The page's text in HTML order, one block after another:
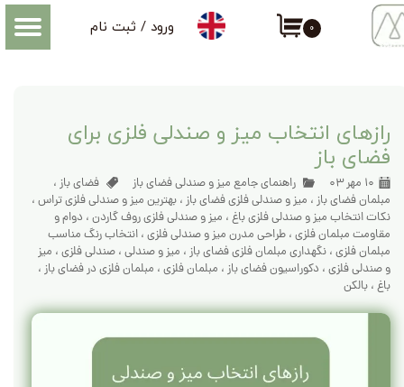
۰ ورود / ثبت نام
حساب کاربری من
سفارشات
خروج از حساب کاربری
رازهای انتخاب میز و صندلی فلزی برای
فضای باز
۱۰ مهر ۰۳ راهنمای جامع میز و صندلی فضای باز فضای باز ،
مبلمان فضای باز ، میز و صندلی فلزی فضای باز ، بهترین میز و صندلی فلزی تراس ،
نکات انتخاب میز و صندلی فلزی باغ ، میز و صندلی فلزی روف گاردن ، دوام و
مقاومت مبلمان فلزی ، طراحی مدرن میز و صندلی فلزی ، انتخاب رنگ مناسب
مبلمان فلزی ، نگهداری مبلمان فلزی فضای باز ، میز و صندلی ، صندلی فلزی ، میز
و صندلی فلزی ، دکوراسیون فضای باز ، مبلمان فلزی ، مبلمان فلزی در فضای باز ،
باغ ، بالکن